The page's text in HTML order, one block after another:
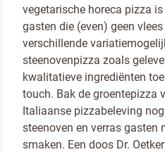
vegetarische horeca pizza
gasten die (even) geen
verschillende
steenovenpizza zoals
kwalitatieve ingrediënten
touch. Bak de groentepizza
Italiaanse pizzabeleving
steenoven en verras gasten
smaken. Een doos Dr.